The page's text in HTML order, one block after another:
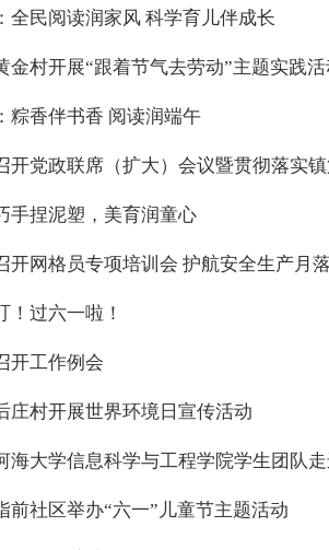
全民阅读润家风 科学育儿伴成长
金村开展“跟着节气去劳动”主题实践
粽香伴书香 阅读润端午
开党政联席（扩大）会议暨贯彻落实
手捏泥塑，美育润童心
开网格员专项培训会 护航安全生产月
！过六一啦！
开工作例会
庄村开展世界环境日宣传活动
海大学信息科学与工程学院学生团队
前社区举办“六一”儿童节主题活动